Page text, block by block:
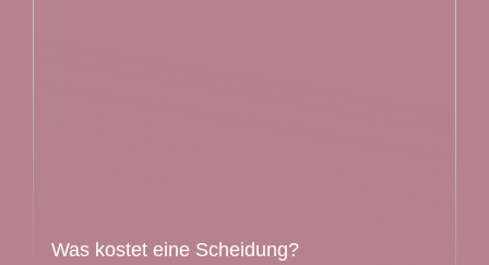
Was kostet eine Scheidung?